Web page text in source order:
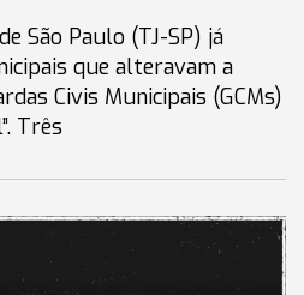
São Paulo (TJ-SP) já
que alteravam a
Civis Municipais (GCMs)
Três